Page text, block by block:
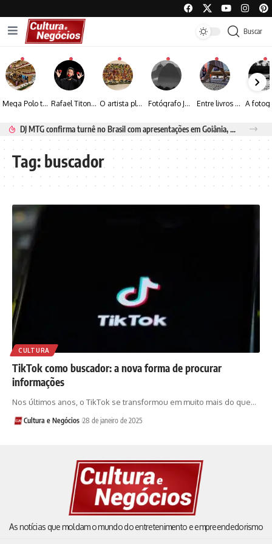
Buscar
Mega Polo transforma lançamento de coleção em plataforma nacional de negócios e projeta crescimento de mais de 15% Rafael Titonelly leva magia e acolhimento a crianças em tratamento oncológico em Juiz de Fora O artista plástico Jorge Luiz transforma sustentabilidade e criatividade em arte contemporânea Fotógrafo José Roberto apresenta um olhar sensível sobre arquitetura, formas e luz na fotografia Entre livros e fotografia autoral, Sebastião Reis consolida uma trajetória marcada pelo olhar artístico
DJ MTG confirma turnê no Brasil com apresentações em Goiânia, Porto Seguro e Rio de Janeiro
Tag:buscador
CULTURA
TikTok como buscador: a nova forma de procurar
informações
Nos últimos anos, o TikTok se transformou em muito mais do que…
Cultura e Negócios 28 de janeiro de 2025
As notícias que moldam o mundo do entretenimento e empreendedorismo